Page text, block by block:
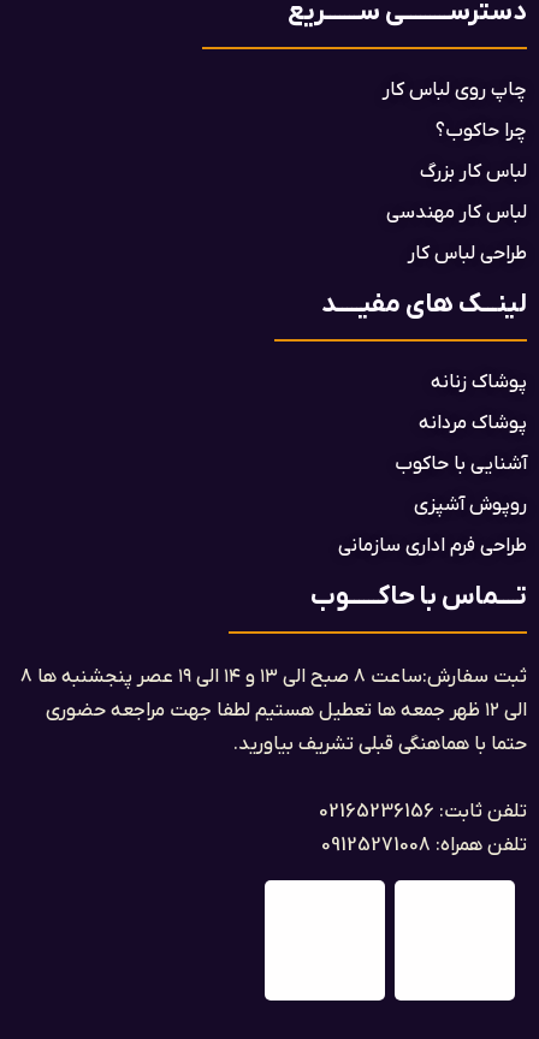
دسترســـــــــی ســـــــریع
چاپ روی لباس کار
چرا حاکوب؟
لباس کار بزرگ
لباس کار مهندسی
طراحی لباس کار
لینـــک های مفیـــــد
پوشاک زنانه
پوشاک مردانه
آشنایی با حاکوب
روپوش آشپزی
طراحی فرم اداری سازمانی
تــــماس با حاکــــــوب
ثبت سفارش:ساعت ۸ صبح الی ۱۳ و ۱۴ الی ۱۹ عصر پنجشنبه ها ۸
الی ۱۲ ظهر جمعه ها تعطیل هستیم لطفا جهت مراجعه حضوری
حتما با هماهنگی قبلی تشریف بیاورید.
تلفن ثابت: 02165236156
تلفن همراه: 09125271008